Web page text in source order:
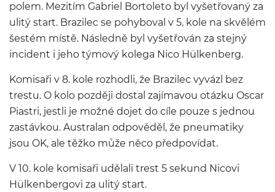
polem. Mezitím Gabriel Bortoleto byl vyšetřovaný za
ulitý start. Brazilec se pohyboval v 5. kole na skvělém
šestém místě. Následně byl vyšetřován za stejný
incident i jeho týmový kolega Nico Hülkenberg.
Komisaři v 8. kole rozhodli, že Brazilec vyvázl bez
trestu. O kolo později dostal zajímavou otázku Oscar
Piastri, jestli je možné dojet do cíle pouze s jednou
zastávkou. Australan odpověděl, že pneumatiky
jsou OK, ale těžko může něco předpovídat.
V 10. kole komisaři udělali trest 5 sekund Nicovi
Hülkenbergovi za ulitý start.